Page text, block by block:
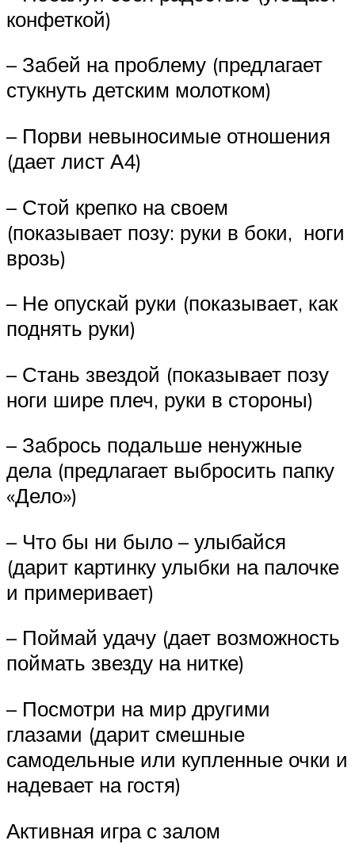
конфеткой)
– Забей на проблему (предлагает
стукнуть детским молотком)
– Порви невыносимые отношения
(дает лист А4)
– Стой крепко на своем
(показывает позу: руки в боки, ноги
врозь)
– Не опускай руки (показывает, как
поднять руки)
– Стань звездой (показывает позу
ноги шире плеч, руки в стороны)
– Забрось подальше ненужные
дела (предлагает выбросить папку
«Дело»)
– Что бы ни было – улыбайся
(дарит картинку улыбки на палочке
и примеривает)
– Поймай удачу (дает возможность
поймать звезду на нитке)
– Посмотри на мир другими
глазами (дарит смешные
самодельные или купленные очки и
надевает на гостя)
Активная игра с залом